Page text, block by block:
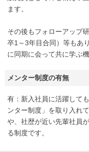
ます。
その後もフォローアップ
卒1～3年目合同）等もあ
に同期に会って共に学ぶ
メンター制度の有無
有：新入社員に活躍して
ンター制度」を取り入れ
や、社歴が近い先輩社員
る制度です。